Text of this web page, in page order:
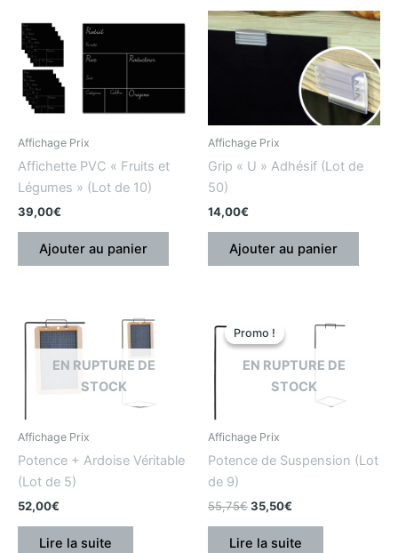
Affichage Prix
Affichette PVC « Fruits et
Légumes » (Lot de 10)
39,00€
Ajouter au panier
Affichage Prix
Grip « U » Adhésif (Lot de
50)
14,00€
Ajouter au panier
EN RUPTURE DE
STOCK
Affichage Prix
Potence + Ardoise Véritable
(Lot de 5)
52,00€
Lire la suite
Promo !
EN RUPTURE DE
STOCK
Promo !
Affichage Prix
Potence de Suspension (Lot
de 9)
55,75€
initial
:
55,75€.
35,50€
:
35,50€.
Lire la suite